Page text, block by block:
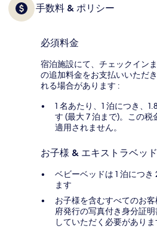
手数料 & ポリシー
必須料金
宿泊施設にて、チェックイン
の追加料金をお支払いいただ
れる場合があります :
1 名あたり、1 泊につき、
す (最大 7 泊まで)。この税
適用されません。
お子様 & エキストラベッド
ベビーベッドは 1 泊につ
ます
お子様を含むすべてのお
府発行の写真付き身分証
していただく必要がありま